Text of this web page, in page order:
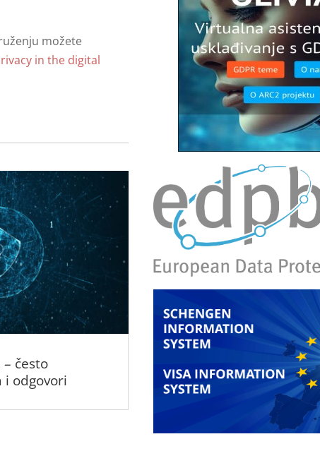
možete
in the digital
često
odgovori